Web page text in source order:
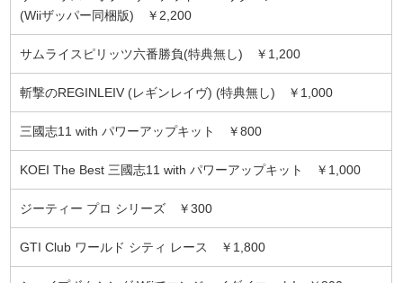
(Wiiザッパー同梱版) ￥2,200
サムライスピリッツ六番勝負(特典無し) ￥1,200
斬撃のREGINLEIV (レギンレイヴ) (特典無し) ￥1,000
三國志11 with パワーアップキット ￥800
KOEI The Best 三國志11 with パワーアップキット ￥1,000
ジーティー プロ シリーズ ￥300
GTI Club ワールド シティ レース ￥1,800